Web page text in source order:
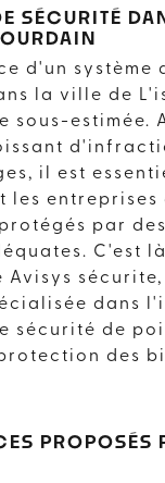
SÉCURITÉ
d'un système
la ville de
sous-estimée.
il est
les entreprises
par
C'est
Avisys
dans
sécurité de
des
PROPOSÉS